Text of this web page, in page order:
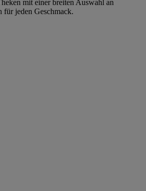
mit einer breiten Auswahl an
für jeden Geschmack.